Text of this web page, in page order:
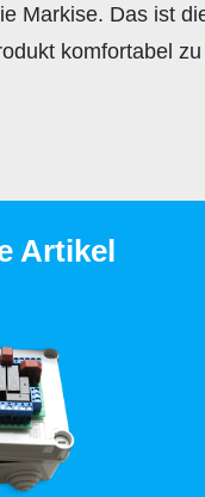
Markise. Das ist
komfortabel
Artikel